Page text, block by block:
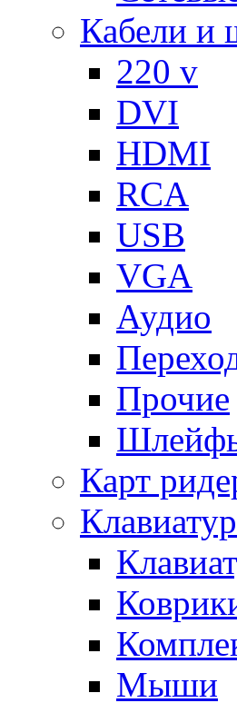
Кабели и
220 v
DVI
HDMI
RCA
USB
VGA
Аудио
Прочие
Карт
Мыши